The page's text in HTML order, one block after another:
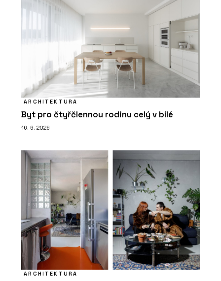
ARCHITEKTURA
Byt pro čtyřčlennou rodinu celý v bílé
16. 6. 2026
ARCHITEKTURA